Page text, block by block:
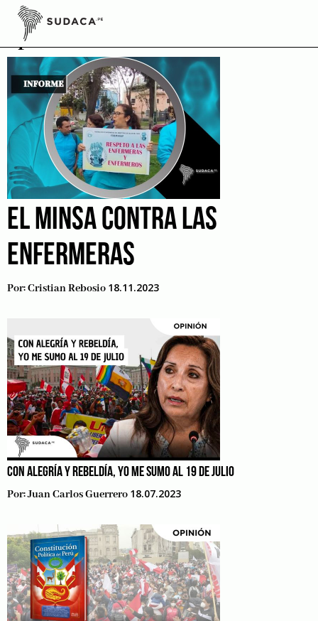
Skip
contentprotesta
EL MINSA CONTRA LAS
ENFERMERAS
Por:Cristian Rebosio 18.11.2023
CON ALEGRÍA Y REBELDÍA, YO ME SUMO AL 19 DE JULIO
Por:Juan Carlos Guerrero 18.07.2023